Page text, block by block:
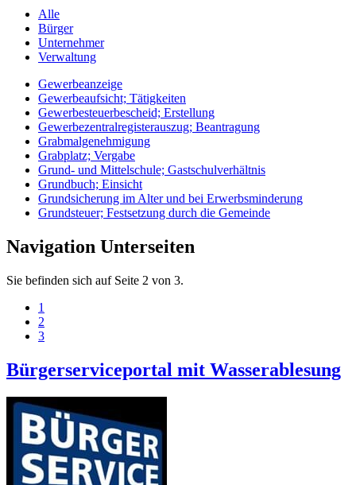
Alle
Bürger
Unternehmer
Verwaltung
Gewerbeanzeige
Gewerbeaufsicht; Tätigkeiten
Gewerbesteuerbescheid; Erstellung
Gewerbezentralregisterauszug; Beantragung
Grabmalgenehmigung
Grabplatz; Vergabe
Grund- und Mittelschule; Gastschulverhältnis
Grundbuch; Einsicht
Grundsicherung im Alter und bei Erwerbsminderung
Grundsteuer; Festsetzung durch die Gemeinde
Navigation Unterseiten
Sie befinden sich auf Seite 2 von 3.
1
2
3
Bürgerserviceportal mit Wasserablesung